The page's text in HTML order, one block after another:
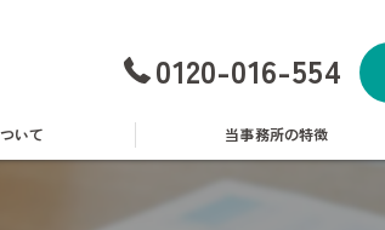
0120-016-554
いて 当事務所の特徴